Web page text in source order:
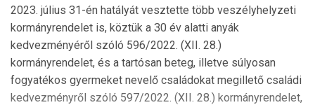
2023. július 31-én hatályát vesztette több veszélyhelyzeti
kormányrendelet is, köztük a 30 év alatti anyák
kedvezményéről szóló 596/2022. (XII. 28.)
kormányrendelet, és a tartósan beteg, illetve súlyosan
fogyatékos gyermeket nevelő családokat megillető családi
kedvezményről szóló 597/2022. (XII. 28.) kormányrendelet,